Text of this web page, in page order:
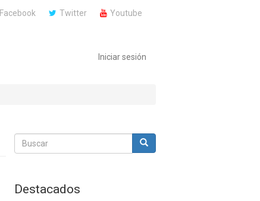
Facebook Twitter Youtube
Iniciar sesión
Buscar
Buscar Buscar
Destacados